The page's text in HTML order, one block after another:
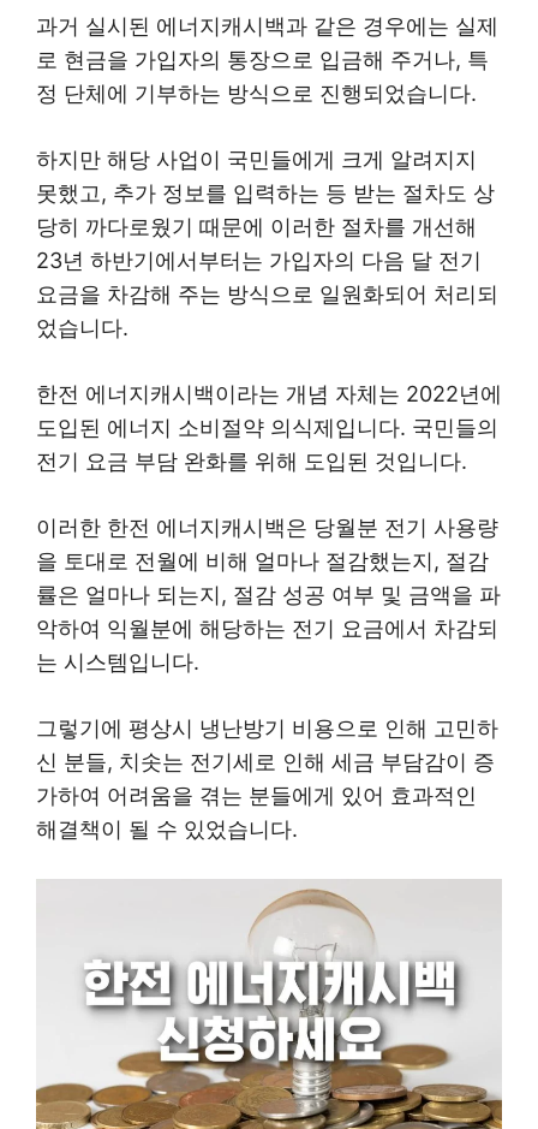
과거 실시된 에너지캐시백과 같은 경우에는 실제
로 현금을 가입자의 통장으로 입금해 주거나, 특
정 단체에 기부하는 방식으로 진행되었습니다.
하지만 해당 사업이 국민들에게 크게 알려지지
못했고, 추가 정보를 입력하는 등 받는 절차도 상
당히 까다로웠기 때문에 이러한 절차를 개선해
23년 하반기에서부터는 가입자의 다음 달 전기
요금을 차감해 주는 방식으로 일원화되어 처리되
었습니다.
한전 에너지캐시백이라는 개념 자체는 2022년에
도입된 에너지 소비절약 의식제입니다. 국민들의
전기 요금 부담 완화를 위해 도입된 것입니다.
이러한 한전 에너지캐시백은 당월분 전기 사용량
을 토대로 전월에 비해 얼마나 절감했는지, 절감
률은 얼마나 되는지, 절감 성공 여부 및 금액을 파
악하여 익월분에 해당하는 전기 요금에서 차감되
는 시스템입니다.
그렇기에 평상시 냉난방기 비용으로 인해 고민하
신 분들, 치솟는 전기세로 인해 세금 부담감이 증
가하여 어려움을 겪는 분들에게 있어 효과적인
해결책이 될 수 있었습니다.